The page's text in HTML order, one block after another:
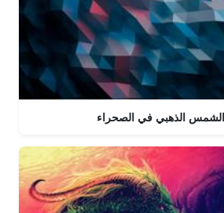
الذهبي في الصحراء